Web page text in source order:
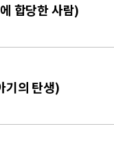
합당한 사람)
기의 탄생)